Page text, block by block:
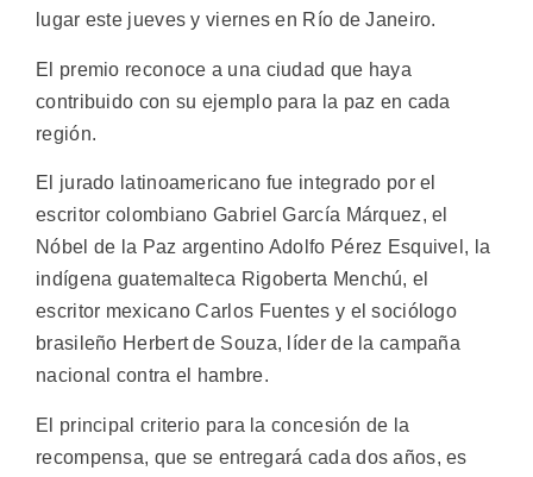
lugar este jueves y viernes en Río de Janeiro.
El premio reconoce a una ciudad que haya
contribuido con su ejemplo para la paz en cada
región.
El jurado latinoamericano fue integrado por el
escritor colombiano Gabriel García Márquez, el
Nóbel de la Paz argentino Adolfo Pérez Esquivel, la
indígena guatemalteca Rigoberta Menchú, el
escritor mexicano Carlos Fuentes y el sociólogo
brasileño Herbert de Souza, líder de la campaña
nacional contra el hambre.
El principal criterio para la concesión de la
recompensa, que se entregará cada dos años, es